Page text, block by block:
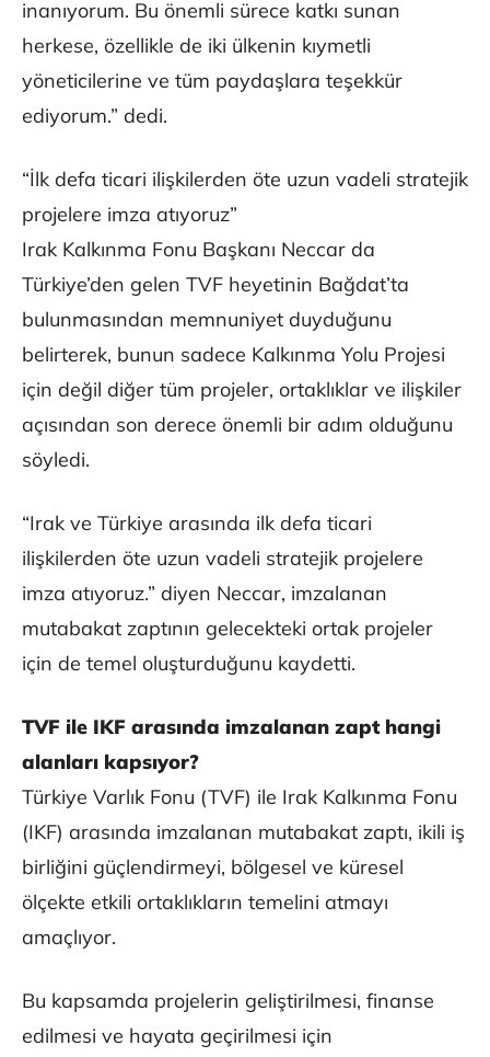
inanıyorum. Bu önemli sürece katkı sunan
herkese, özellikle de iki ülkenin kıymetli
yöneticilerine ve tüm paydaşlara teşekkür
ediyorum.” dedi.
“İlk defa ticari ilişkilerden öte uzun vadeli stratejik
projelere imza atıyoruz”
Irak Kalkınma Fonu Başkanı Neccar da
Türkiye’den gelen TVF heyetinin Bağdat’ta
bulunmasından memnuniyet duyduğunu
belirterek, bunun sadece Kalkınma Yolu Projesi
için değil diğer tüm projeler, ortaklıklar ve ilişkiler
açısından son derece önemli bir adım olduğunu
söyledi.
“Irak ve Türkiye arasında ilk defa ticari
ilişkilerden öte uzun vadeli stratejik projelere
imza atıyoruz.” diyen Neccar, imzalanan
mutabakat zaptının gelecekteki ortak projeler
için de temel oluşturduğunu kaydetti.
TVF ile IKF arasında imzalanan zapt hangi
alanları kapsıyor?
Türkiye Varlık Fonu (TVF) ile Irak Kalkınma Fonu
(IKF) arasında imzalanan mutabakat zaptı, ikili iş
birliğini güçlendirmeyi, bölgesel ve küresel
ölçekte etkili ortaklıkların temelini atmayı
amaçlıyor.
Bu kapsamda projelerin geliştirilmesi, finanse
edilmesi ve hayata geçirilmesi için